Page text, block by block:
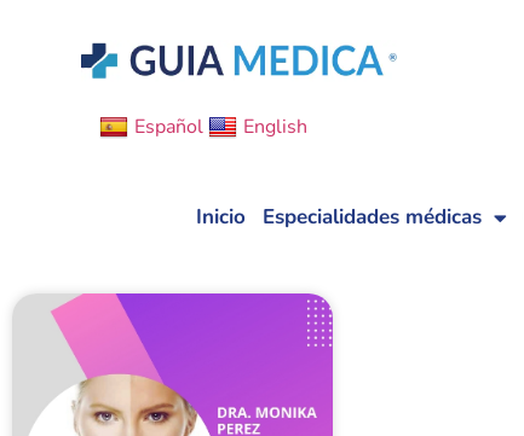
Español English
Inicio Especialidades médicas